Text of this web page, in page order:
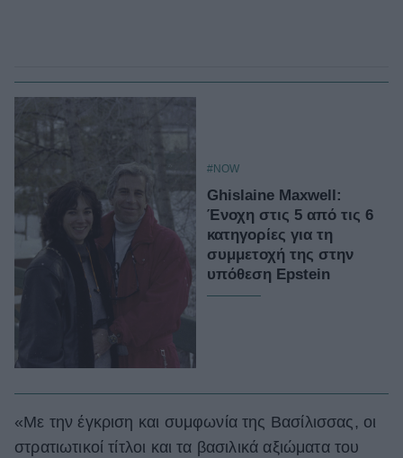
#NOW
Ghislaine Maxwell:
Ένοχη στις 5 από τις 6
κατηγορίες για τη
συμμετοχή της στην
υπόθεση Epstein
«Με την έγκριση και συμφωνία της Βασίλισσας, οι
στρατιωτικοί τίτλοι και τα βασιλικά αξιώματα του